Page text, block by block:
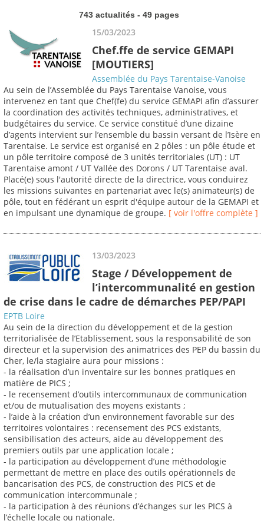
743 actualités - 49 pages
15/03/2023
Chef.ffe de service GEMAPI
[MOUTIERS]
Assemblée du Pays Tarentaise-Vanoise
Au sein de l’Assemblée du Pays Tarentaise Vanoise, vous
intervenez en tant que Chef(fe) du service GEMAPI afin d’assurer
la coordination des activités techniques, administratives, et
budgétaires du service. Ce service constitué d’une dizaine
d’agents intervient sur l’ensemble du bassin versant de l’Isère en
Tarentaise. Le service est organisé en 2 pôles : un pôle étude et
un pôle territoire composé de 3 unités territoriales (UT) : UT
Tarentaise amont / UT Vallée des Dorons / UT Tarentaise aval.
Placé(e) sous l'autorité directe de la directrice, vous conduirez
les missions suivantes en partenariat avec le(s) animateur(s) de
pôle, tout en fédérant un esprit d'équipe autour de la GEMAPI et
en impulsant une dynamique de groupe. [ voir l'offre complète ]
13/03/2023
Stage / Développement de
l’intercommunalité en gestion
de crise dans le cadre de démarches PEP/PAPI
EPTB Loire
Au sein de la direction du développement et de la gestion
territorialisée de l’Etablissement, sous la responsabilité de son
directeur et la supervision des animatrices des PEP du bassin du
Cher, le/la stagiaire aura pour missions :
- la réalisation d’un inventaire sur les bonnes pratiques en
matière de PICS ;
- le recensement d’outils intercommunaux de communication
et/ou de mutualisation des moyens existants ;
- l’aide à la création d’un environnement favorable sur des
territoires volontaires : recensement des PCS existants,
sensibilisation des acteurs, aide au développement des
premiers outils par une application locale ;
- la participation au développement d’une méthodologie
permettant de mettre en place des outils opérationnels de
bancarisation des PCS, de construction des PICS et de
communication intercommunale ;
- la participation à des réunions d’échanges sur les PICS à
l’échelle locale ou nationale.